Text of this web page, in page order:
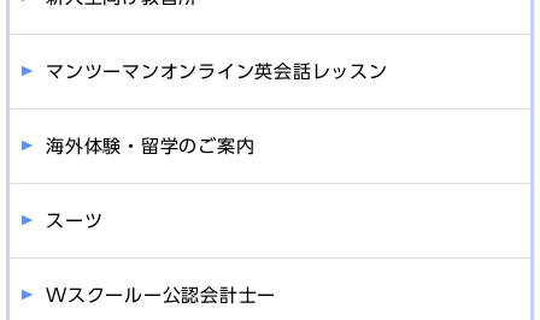
マンツーマンオンライン英会話レッスン
海外体験・留学のご案内
スーツ
Wスクールー公認会計士ー